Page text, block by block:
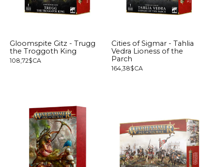
Gloomspite Gitz - Trugg
the Troggoth King
108,72$CA
Cities of Sigmar - Tahlia
Vedra Lioness of the
Parch
164,38$CA